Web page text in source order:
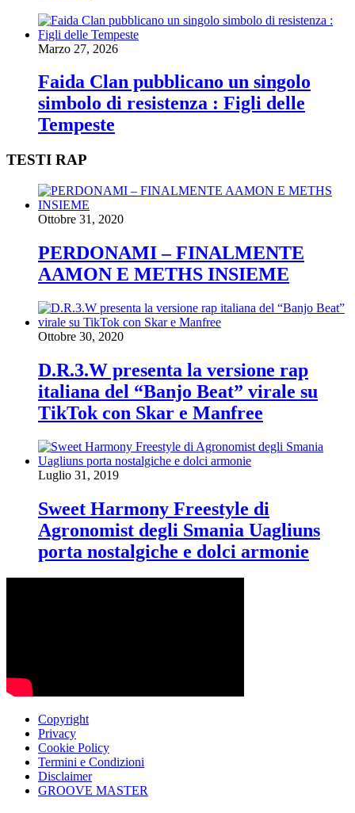
Marzo 27, 2026
Faida Clan pubblicano un singolo
simbolo di resistenza : Figli delle
Tempeste
TESTI RAP
Ottobre 31, 2020
PERDONAMI – FINALMENTE
AAMON E METHS INSIEME
Ottobre 30, 2020
D.R.3.W presenta la versione rap
italiana del “Banjo Beat” virale su
TikTok con Skar e Manfree
Luglio 31, 2019
Sweet Harmony Freestyle di
Agronomist degli Smania Uagliuns
porta nostalgiche e dolci armonie
Copyright
Privacy
Cookie Policy
Termini e Condizioni
Disclaimer
GROOVE MASTER